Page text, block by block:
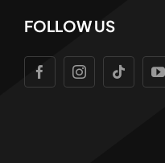
FOLLOW US